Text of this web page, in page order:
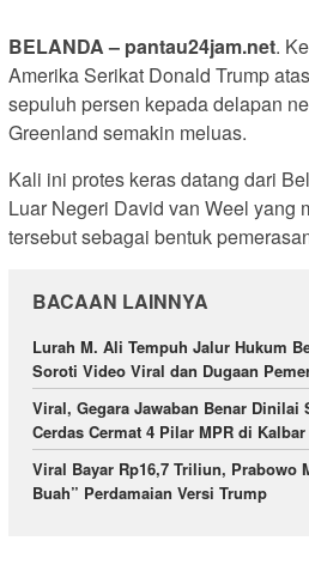
BELANDA – pantau24jam.net.
Amerika Serikat Donald Trump
sepuluh persen kepada delapan
Greenland semakin meluas.
Kali ini protes keras datang dari
Luar Negeri David van Weel yang
tersebut sebagai bentuk
BACAAN LAINNYA
Lurah M. Ali Tempuh Jalur Hukum
Soroti Video Viral dan Dugaan
Viral, Gegara Jawaban Benar Dinilai
Cerdas Cermat 4 Pilar MPR di Kalbar
Viral Bayar Rp16,7 Triliun, Prabowo
Buah” Perdamaian Versi Trump